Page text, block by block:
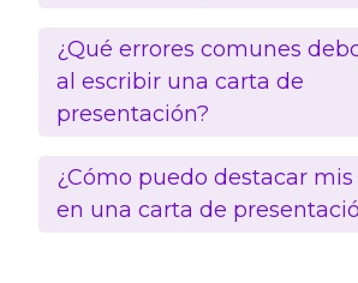
¿Qué errores comunes
al escribir una carta de
presentación?
¿Cómo puedo destacar mis
en una carta de